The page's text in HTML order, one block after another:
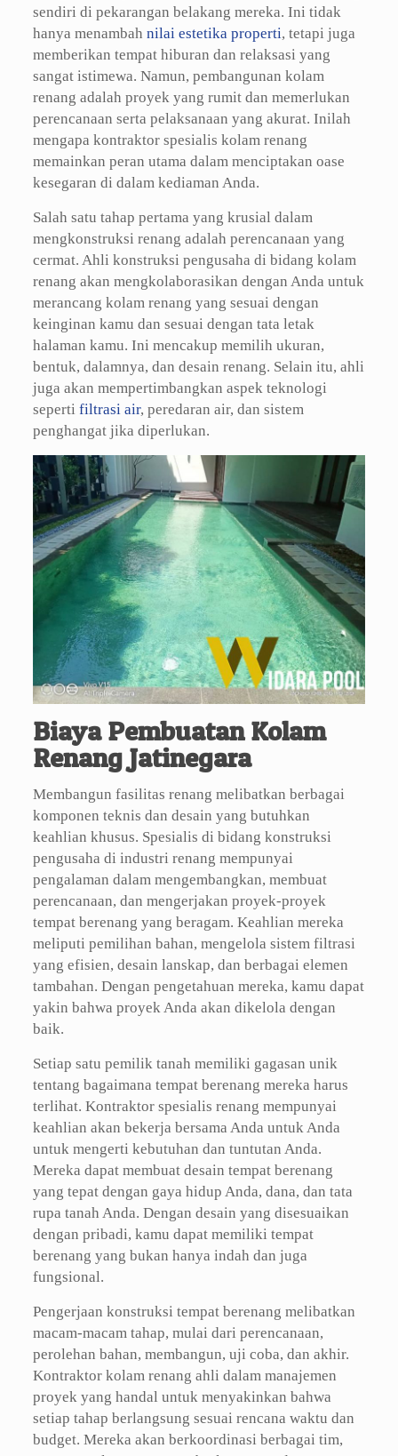
sendiri di pekarangan belakang mereka. Ini tidak
hanya menambah nilai estetika properti, tetapi juga
memberikan tempat hiburan dan relaksasi yang
sangat istimewa. Namun, pembangunan kolam
renang adalah proyek yang rumit dan memerlukan
perencanaan serta pelaksanaan yang akurat. Inilah
mengapa kontraktor spesialis kolam renang
memainkan peran utama dalam menciptakan oase
kesegaran di dalam kediaman Anda.
Salah satu tahap pertama yang krusial dalam
mengkonstruksi renang adalah perencanaan yang
cermat. Ahli konstruksi pengusaha di bidang kolam
renang akan mengkolaborasikan dengan Anda untuk
merancang kolam renang yang sesuai dengan
keinginan kamu dan sesuai dengan tata letak
halaman kamu. Ini mencakup memilih ukuran,
bentuk, dalamnya, dan desain renang. Selain itu, ahli
juga akan mempertimbangkan aspek teknologi
seperti filtrasi air, peredaran air, dan sistem
penghangat jika diperlukan.
Biaya Pembuatan Kolam
Renang Jatinegara
Membangun fasilitas renang melibatkan berbagai
komponen teknis dan desain yang butuhkan
keahlian khusus. Spesialis di bidang konstruksi
pengusaha di industri renang mempunyai
pengalaman dalam mengembangkan, membuat
perencanaan, dan mengerjakan proyek-proyek
tempat berenang yang beragam. Keahlian mereka
meliputi pemilihan bahan, mengelola sistem filtrasi
yang efisien, desain lanskap, dan berbagai elemen
tambahan. Dengan pengetahuan mereka, kamu dapat
yakin bahwa proyek Anda akan dikelola dengan
baik.
Setiap satu pemilik tanah memiliki gagasan unik
tentang bagaimana tempat berenang mereka harus
terlihat. Kontraktor spesialis renang mempunyai
keahlian akan bekerja bersama Anda untuk Anda
untuk mengerti kebutuhan dan tuntutan Anda.
Mereka dapat membuat desain tempat berenang
yang tepat dengan gaya hidup Anda, dana, dan tata
rupa tanah Anda. Dengan desain yang disesuaikan
dengan pribadi, kamu dapat memiliki tempat
berenang yang bukan hanya indah dan juga
fungsional.
Pengerjaan konstruksi tempat berenang melibatkan
macam-macam tahap, mulai dari perencanaan,
perolehan bahan, membangun, uji coba, dan akhir.
Kontraktor kolam renang ahli dalam manajemen
proyek yang handal untuk menyakinkan bahwa
setiap tahap berlangsung sesuai rencana waktu dan
budget. Mereka akan berkoordinasi berbagai tim,